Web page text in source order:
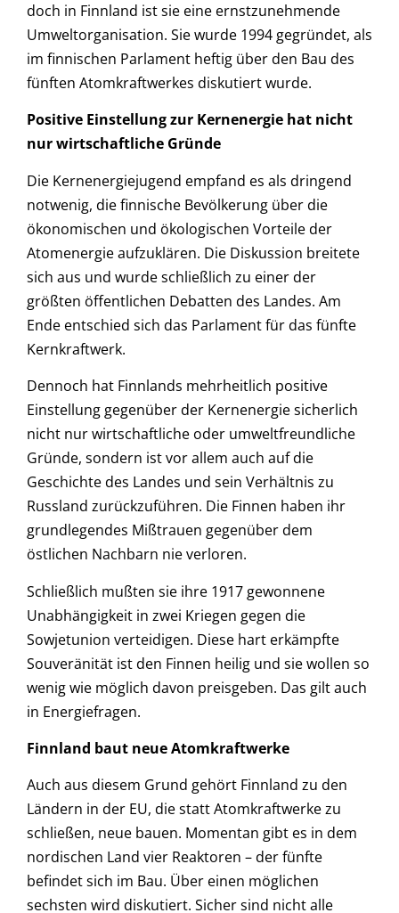
doch in Finnland ist sie eine ernstzunehmende
Umweltorganisation. Sie wurde 1994 gegründet, als
im finnischen Parlament heftig über den Bau des
fünften Atomkraftwerkes diskutiert wurde.
Positive Einstellung zur Kernenergie hat nicht
nur wirtschaftliche Gründe
Die Kernenergiejugend empfand es als dringend
notwenig, die finnische Bevölkerung über die
ökonomischen und ökologischen Vorteile der
Atomenergie aufzuklären. Die Diskussion breitete
sich aus und wurde schließlich zu einer der
größten öffentlichen Debatten des Landes. Am
Ende entschied sich das Parlament für das fünfte
Kernkraftwerk.
Dennoch hat Finnlands mehrheitlich positive
Einstellung gegenüber der Kernenergie sicherlich
nicht nur wirtschaftliche oder umweltfreundliche
Gründe, sondern ist vor allem auch auf die
Geschichte des Landes und sein Verhältnis zu
Russland zurückzuführen. Die Finnen haben ihr
grundlegendes Mißtrauen gegenüber dem
östlichen Nachbarn nie verloren.
Schließlich mußten sie ihre 1917 gewonnene
Unabhängigkeit in zwei Kriegen gegen die
Sowjetunion verteidigen. Diese hart erkämpfte
Souveränität ist den Finnen heilig und sie wollen so
wenig wie möglich davon preisgeben. Das gilt auch
in Energiefragen.
Finnland baut neue Atomkraftwerke
Auch aus diesem Grund gehört Finnland zu den
Ländern in der EU, die statt Atomkraftwerke zu
schließen, neue bauen. Momentan gibt es in dem
nordischen Land vier Reaktoren – der fünfte
befindet sich im Bau. Über einen möglichen
sechsten wird diskutiert. Sicher sind nicht alle